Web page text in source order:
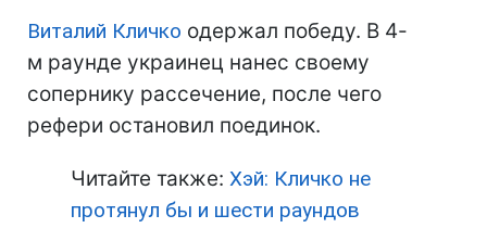
Виталий Кличко одержал победу. В 4-
м раунде украинец нанес своему
сопернику рассечение, после чего
рефери остановил поединок.
Читайте также: Хэй: Кличко не
протянул бы и шести раундов